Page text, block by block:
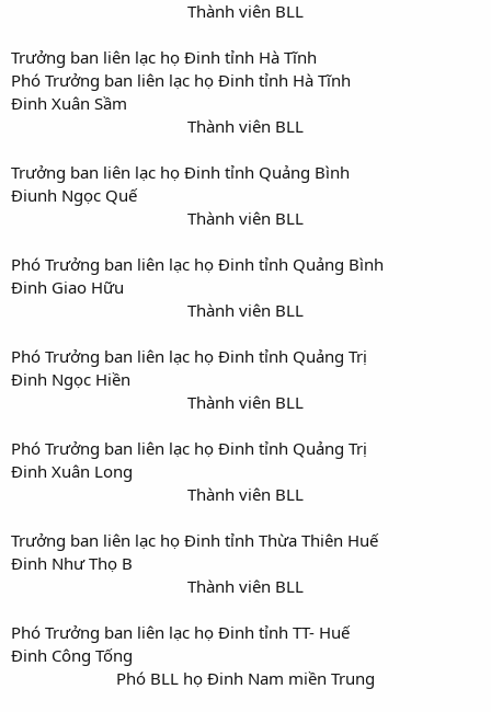
Thành viên BLL​
Trưởng ban liên lạc họ Đinh tỉnh Hà Tĩnh
Phó Trưởng ban liên lạc họ Đinh tỉnh Hà Tĩnh
Đinh Xuân Sầm
Thành viên BLL​
Trưởng ban liên lạc họ Đinh tỉnh Quảng Bình
Điunh Ngọc Quế
Thành viên BLL​
Phó Trưởng ban liên lạc họ Đinh tỉnh Quảng Bình
Đinh Giao Hữu
Thành viên BLL​
Phó Trưởng ban liên lạc họ Đinh tỉnh Quảng Trị
Đinh Ngọc Hiền
Thành viên BLL​
Phó Trưởng ban liên lạc họ Đinh tỉnh Quảng Trị
Đinh Xuân Long
Thành viên BLL​
Trưởng ban liên lạc họ Đinh tỉnh Thừa Thiên Huế
Đinh Như Thọ B
Thành viên BLL​
Phó Trưởng ban liên lạc họ Đinh tỉnh TT- Huế
Đinh Công Tống
Phó BLL họ Đinh Nam miền Trung​